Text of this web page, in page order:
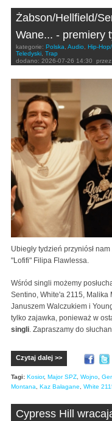
Żabson/Hellfield/
Wane... - premiery
kategorie: Polska Audio Hip-
Teledyski Trap
dodano: 2026-07-26 14:30 przez:
Ubiegły tydzień przyniósł nam
"Lofifi" Filipa Flawlessa.
Wśród singli możemy
Sentino, White'a 2115, Malika
Januszem Walczukiem i
tylko zajawka, ponieważ w
singli. Zapraszamy do
Czytaj dalej >>
Tagi: Kosior, Major SPZ Wojno
Montana
Kaz Bałagane White
Cypress Hill